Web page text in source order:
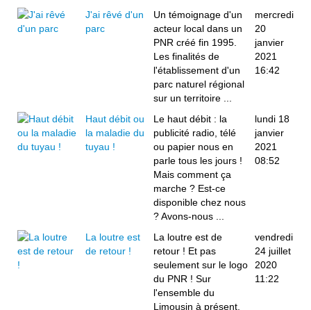
J'ai rêvé d'un
parc
Un témoignage d'un
acteur local dans un
PNR créé fin 1995.
Les finalités de
l'établissement d'un
parc naturel régional
sur un territoire ...
mercredi
20
janvier
2021
16:42
Haut débit ou
la maladie du
tuyau !
Le haut débit : la
publicité radio, télé
ou papier nous en
parle tous les jours !
Mais comment ça
marche ? Est-ce
disponible chez nous
? Avons-nous ...
lundi 18
janvier
2021
08:52
La loutre est
de retour !
La loutre est de
retour ! Et pas
seulement sur le logo
du PNR ! Sur
l'ensemble du
Limousin à présent,
vendredi
24 juillet
2020
11:22